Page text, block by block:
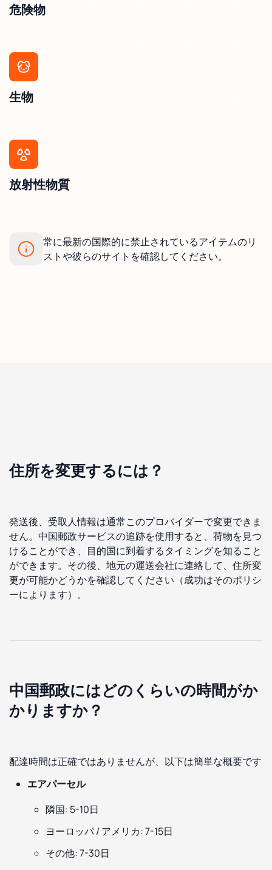
危険物
生物
放射性物質
常に最新の国際的に禁止されているアイテムのリ
ストや彼らのサイトを確認してください。
住所を変更するには？
発送後、受取人情報は通常このプロバイダーで変更できま
せん。中国郵政サービスの追跡を使用すると、荷物を見つ
けることができ、目的国に到着するタイミングを知ること
ができます。その後、地元の運送会社に連絡して、住所変
更が可能かどうかを確認してください（成功はそのポリシ
ーによります）。
中国郵政にはどのくらいの時間がか
かりますか？
配達時間は正確ではありませんが、以下は簡単な概要です
エアパーセル
隣国: 5-10日
ヨーロッパ / アメリカ: 7-15日
その他: 7-30日